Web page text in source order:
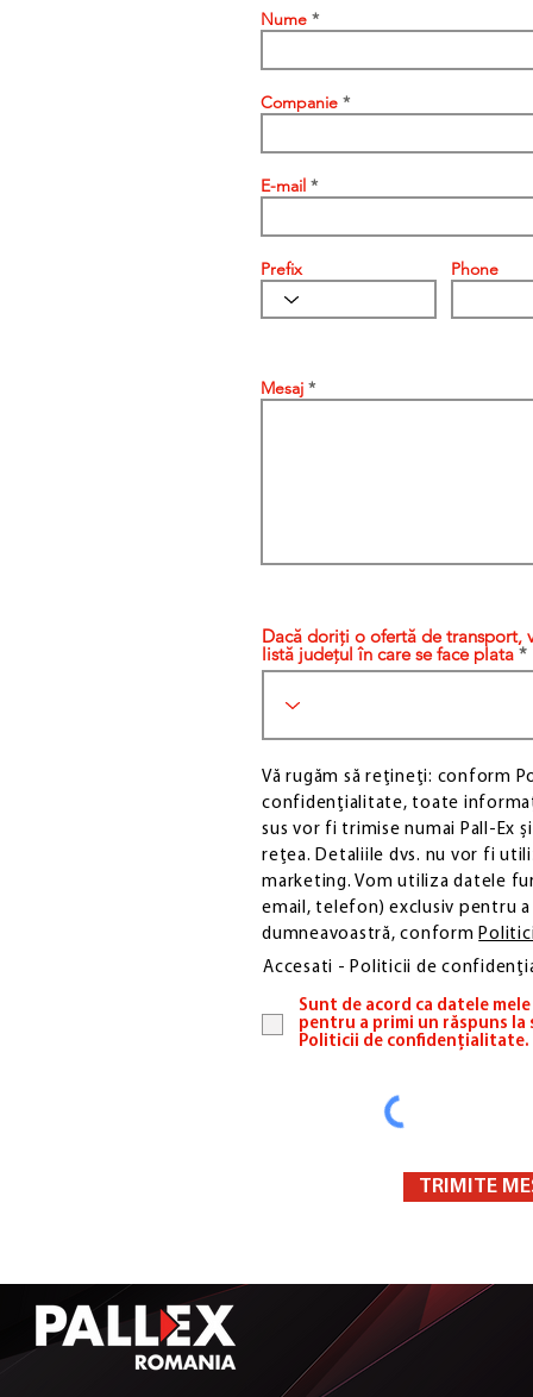
Nume
Companie
E-mail
Prefix Phone
Mesaj
Dacă doriți o ofertă de transport,
listă județul în care se face plata
Vă rugăm să rețineți: conform
confidențialitate, toate
sus vor fi trimise numai Pall-Ex
rețea. Detaliile dvs. nu vor fi
marketing. Vom utiliza datele
email, telefon) exclusiv pentru
dumneavoastră, conform
Accesati - Politicii de
Sunt de acord ca datele
pentru a primi un răspuns
Politicii de confidențialitate.
TRIMITE